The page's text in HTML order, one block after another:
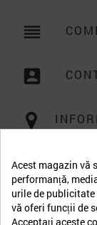
reorder
account_box
Acest magazin vă
performanță,
urile de
vă oferi funcții de
Acceptați aceste